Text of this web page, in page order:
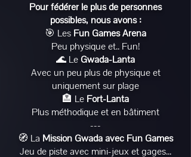
Pour fédérer le plus de personnes
possibles, nous avons :
🎯 Les Fun Games Arena
Peu physique et.. Fun!
🌊 Le Gwada-Lanta
Avec un peu plus de physique et
uniquement sur plage
🏣 Le Fort-Lanta
Plus méthodique et en bâtiment
---
🧭 La Mission Gwada avec Fun Games
Jeu de piste avec mini-jeux et gages...